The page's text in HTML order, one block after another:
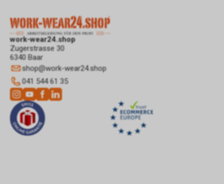
work-wear24.shop
Zugerstrasse 30
6340 Baar
shop@work-wear24.shop
041 544 61 35